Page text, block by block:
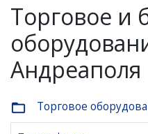
Торговое и
Андреаполя
folder_open Торговое